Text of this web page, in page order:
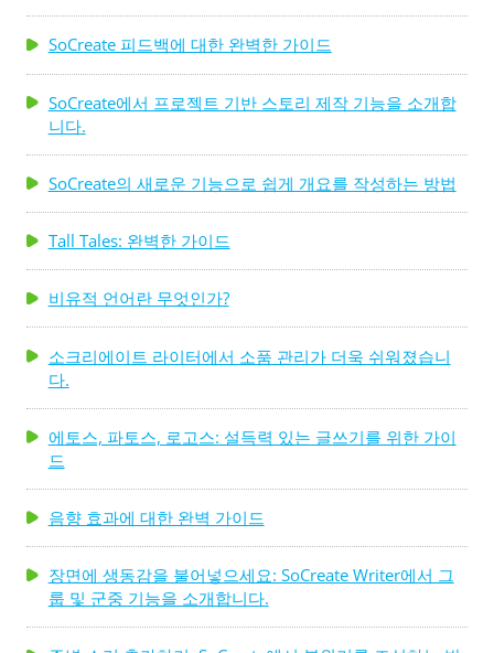
SoCreate 피드백에 대한 완벽한 가이드
SoCreate에서 프로젝트 기반 스토리 제작 기능을 소개합
니다.
SoCreate의 새로운 기능으로 쉽게 개요를 작성하는 방법
Tall Tales: 완벽한 가이드
비유적 언어란 무엇인가?
소크리에이트 라이터에서 소품 관리가 더욱 쉬워졌습니
다.
에토스, 파토스, 로고스: 설득력 있는 글쓰기를 위한 가이
드
음향 효과에 대한 완벽 가이드
장면에 생동감을 불어넣으세요: SoCreate Writer에서 그
룹 및 군중 기능을 소개합니다.